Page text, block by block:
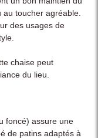
toucher agréable.
des usages de
chaise peut
du lieu.
foncé) assure une
de patins adaptés à